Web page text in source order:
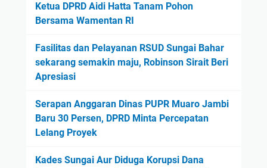
Ketua DPRD Aidi Hatta Tanam Pohon
Bersama Wamentan RI
Fasilitas dan Pelayanan RSUD Sungai Bahar
sekarang semakin maju, Robinson Sirait Beri
Apresiasi
Serapan Anggaran Dinas PUPR Muaro Jambi
Baru 30 Persen, DPRD Minta Percepatan
Lelang Proyek
Kades Sungai Aur Diduga Korupsi Dana